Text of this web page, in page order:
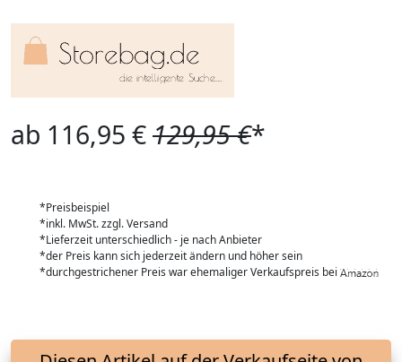
ab 116,95 €129,95 €*
*Preisbeispiel
*inkl. MwSt. zzgl. Versand
*Lieferzeit unterschiedlich - je nach Anbieter
*der Preis kann sich jederzeit ändern und höher sein
*durchgestrichener Preis war ehemaliger Verkaufspreis bei